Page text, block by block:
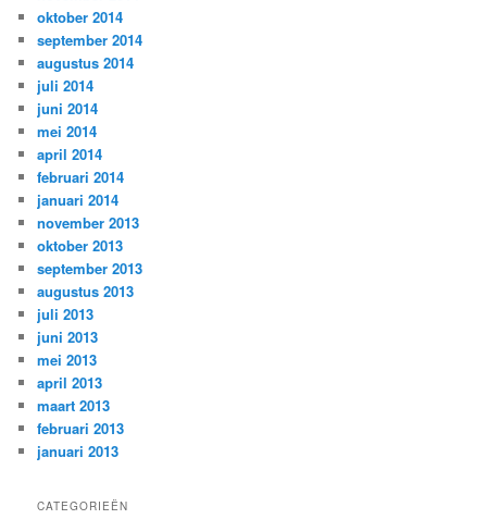
oktober 2014
september 2014
augustus 2014
juli 2014
juni 2014
mei 2014
april 2014
februari 2014
januari 2014
november 2013
oktober 2013
september 2013
augustus 2013
juli 2013
juni 2013
mei 2013
april 2013
maart 2013
februari 2013
januari 2013
CATEGORIEËN